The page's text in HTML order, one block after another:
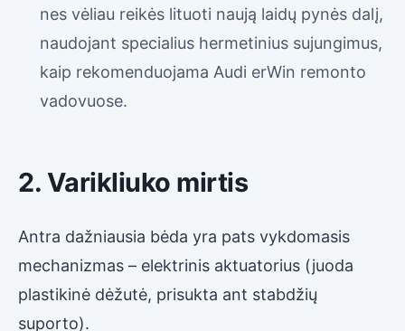
nes vėliau reikės lituoti naują laidų pynės dalį,
naudojant specialius hermetinius sujungimus,
kaip rekomenduojama Audi erWin remonto
vadovuose.
2. Varikliuko mirtis
Antra dažniausia bėda yra pats vykdomasis
mechanizmas – elektrinis aktuatorius (juoda
plastikinė dėžutė, prisukta ant stabdžių
suporto).